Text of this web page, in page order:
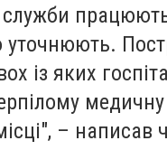
уточнюють.
із яких
– написав